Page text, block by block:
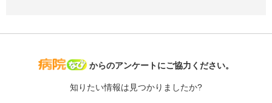
病院なび
からのアンケートにご協力ください。
知りたい情報は見つかりましたか?